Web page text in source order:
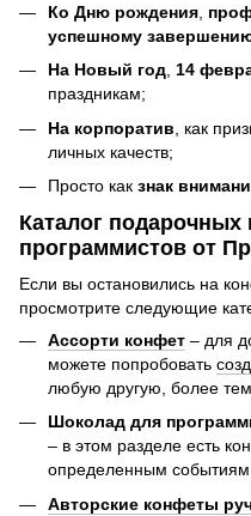
Ко Дню рождения
успешному
На Новый год, 14
праздникам;
На корпоратив , как
личных качеств;
Просто как знак
Каталог подарочных
программистов от
Если вы остановились на
просмотрите следующие
Ассорти конфет – для
можете попробовать
любую другую, более
Шоколад для
– в этом разделе есть
определенным событиям
Авторские конфеты